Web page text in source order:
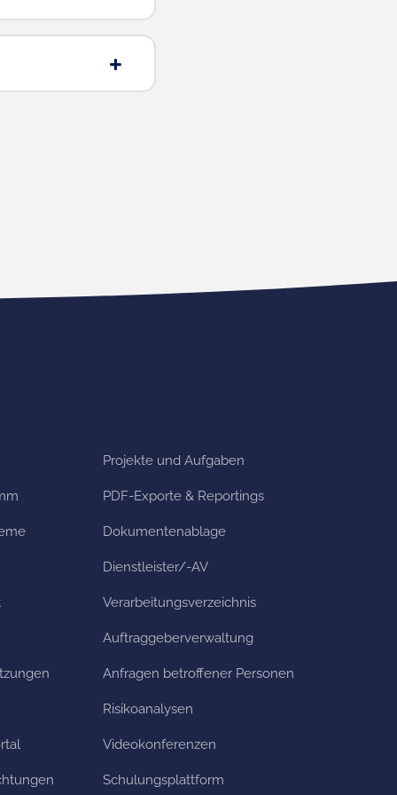
Projekte und Aufgaben
PDF-Exporte & Reportings
Dokumentenablage
Dienstleister/-AV
Verarbeitungs­verzeichnis
Auftraggeberverwaltung
Anfragen betroffener Personen
Risikoanalysen
Videokonferenzen
Schulungsplattform